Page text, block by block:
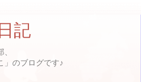
記
」のブログです♪